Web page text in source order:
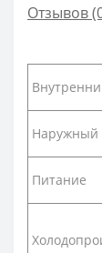
Отзывов
Наружный
Питание